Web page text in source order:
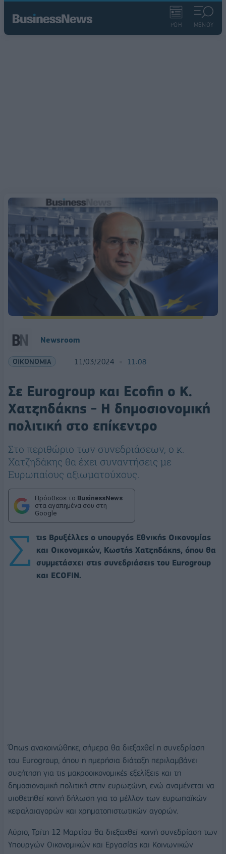
ΡΟΗ ΜΕΝΟΥ
Newsroom
ΟΙΚΟΝΟΜΙΑ 11/03/2024 11:08
Σε Eurogroup και Ecofin ο Κ.
Χατζηδάκης - Η δημοσιονομική
πολιτική στο επίκεντρο
Στο περιθώριο των συνεδριάσεων, ο κ.
Χατζηδάκης θα έχει συναντήσεις με
Ευρωπαίους αξιωματούχους.
Πρόσθεσε το BusinessNews
στα αγαπημένα σου στη
Google
Σ
τις Βρυξέλλες ο υπουργός Εθνικής Οικονομίας
και Οικονομικών, Κωστής Χατζηδάκης, όπου θα
συμμετάσχει στις συνεδριάσεις του Eurogroup
και ECOFIN.
Όπως ανακοινώθηκε, σήμερα θα διεξαχθεί η συνεδρίαση
του Eurogroup, όπου η ημερήσια διάταξη περιλαμβάνει
συζήτηση για τις μακροοικονομικές εξελίξεις και τη
δημοσιονομική πολιτική στην ευρωζώνη, ενώ αναμένεται να
υιοθετηθεί κοινή δήλωση για το μέλλον των ευρωπαϊκών
κεφαλαιαγορών και χρηματοπιστωτικών αγορών.
Αύριο, Τρίτη 12 Μαρτίου θα διεξαχθεί κοινή συνεδρίαση των
Υπουργών Οικονομικών και Εργασίας και Κοινωνικών